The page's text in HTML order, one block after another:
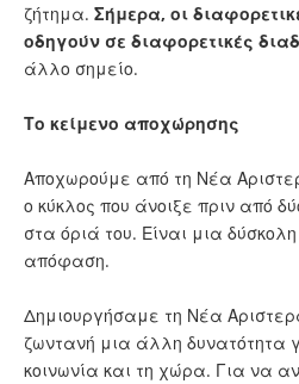
ζήτημα. Σήμερα, οι
οδηγούν σε διαφορετικές
άλλο σημείο.
Το κείμενο αποχώρησης
Αποχωρούμε από τη Νέα
ο κύκλος που άνοιξε πριν από
στα όριά του. Είναι μια
απόφαση.
Δημιουργήσαμε τη Νέα
ζωντανή μια άλλη δυνατότητα
κοινωνία και τη χώρα. Για να